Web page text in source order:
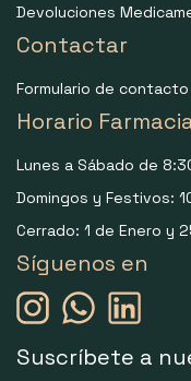
Devoluciones
Contactar
Formulario de contacto
Horario
Lunes a Sábado de
Domingos y Festivos:
Cerrado: 1 de Enero y
Síguenos en
Suscríbete a